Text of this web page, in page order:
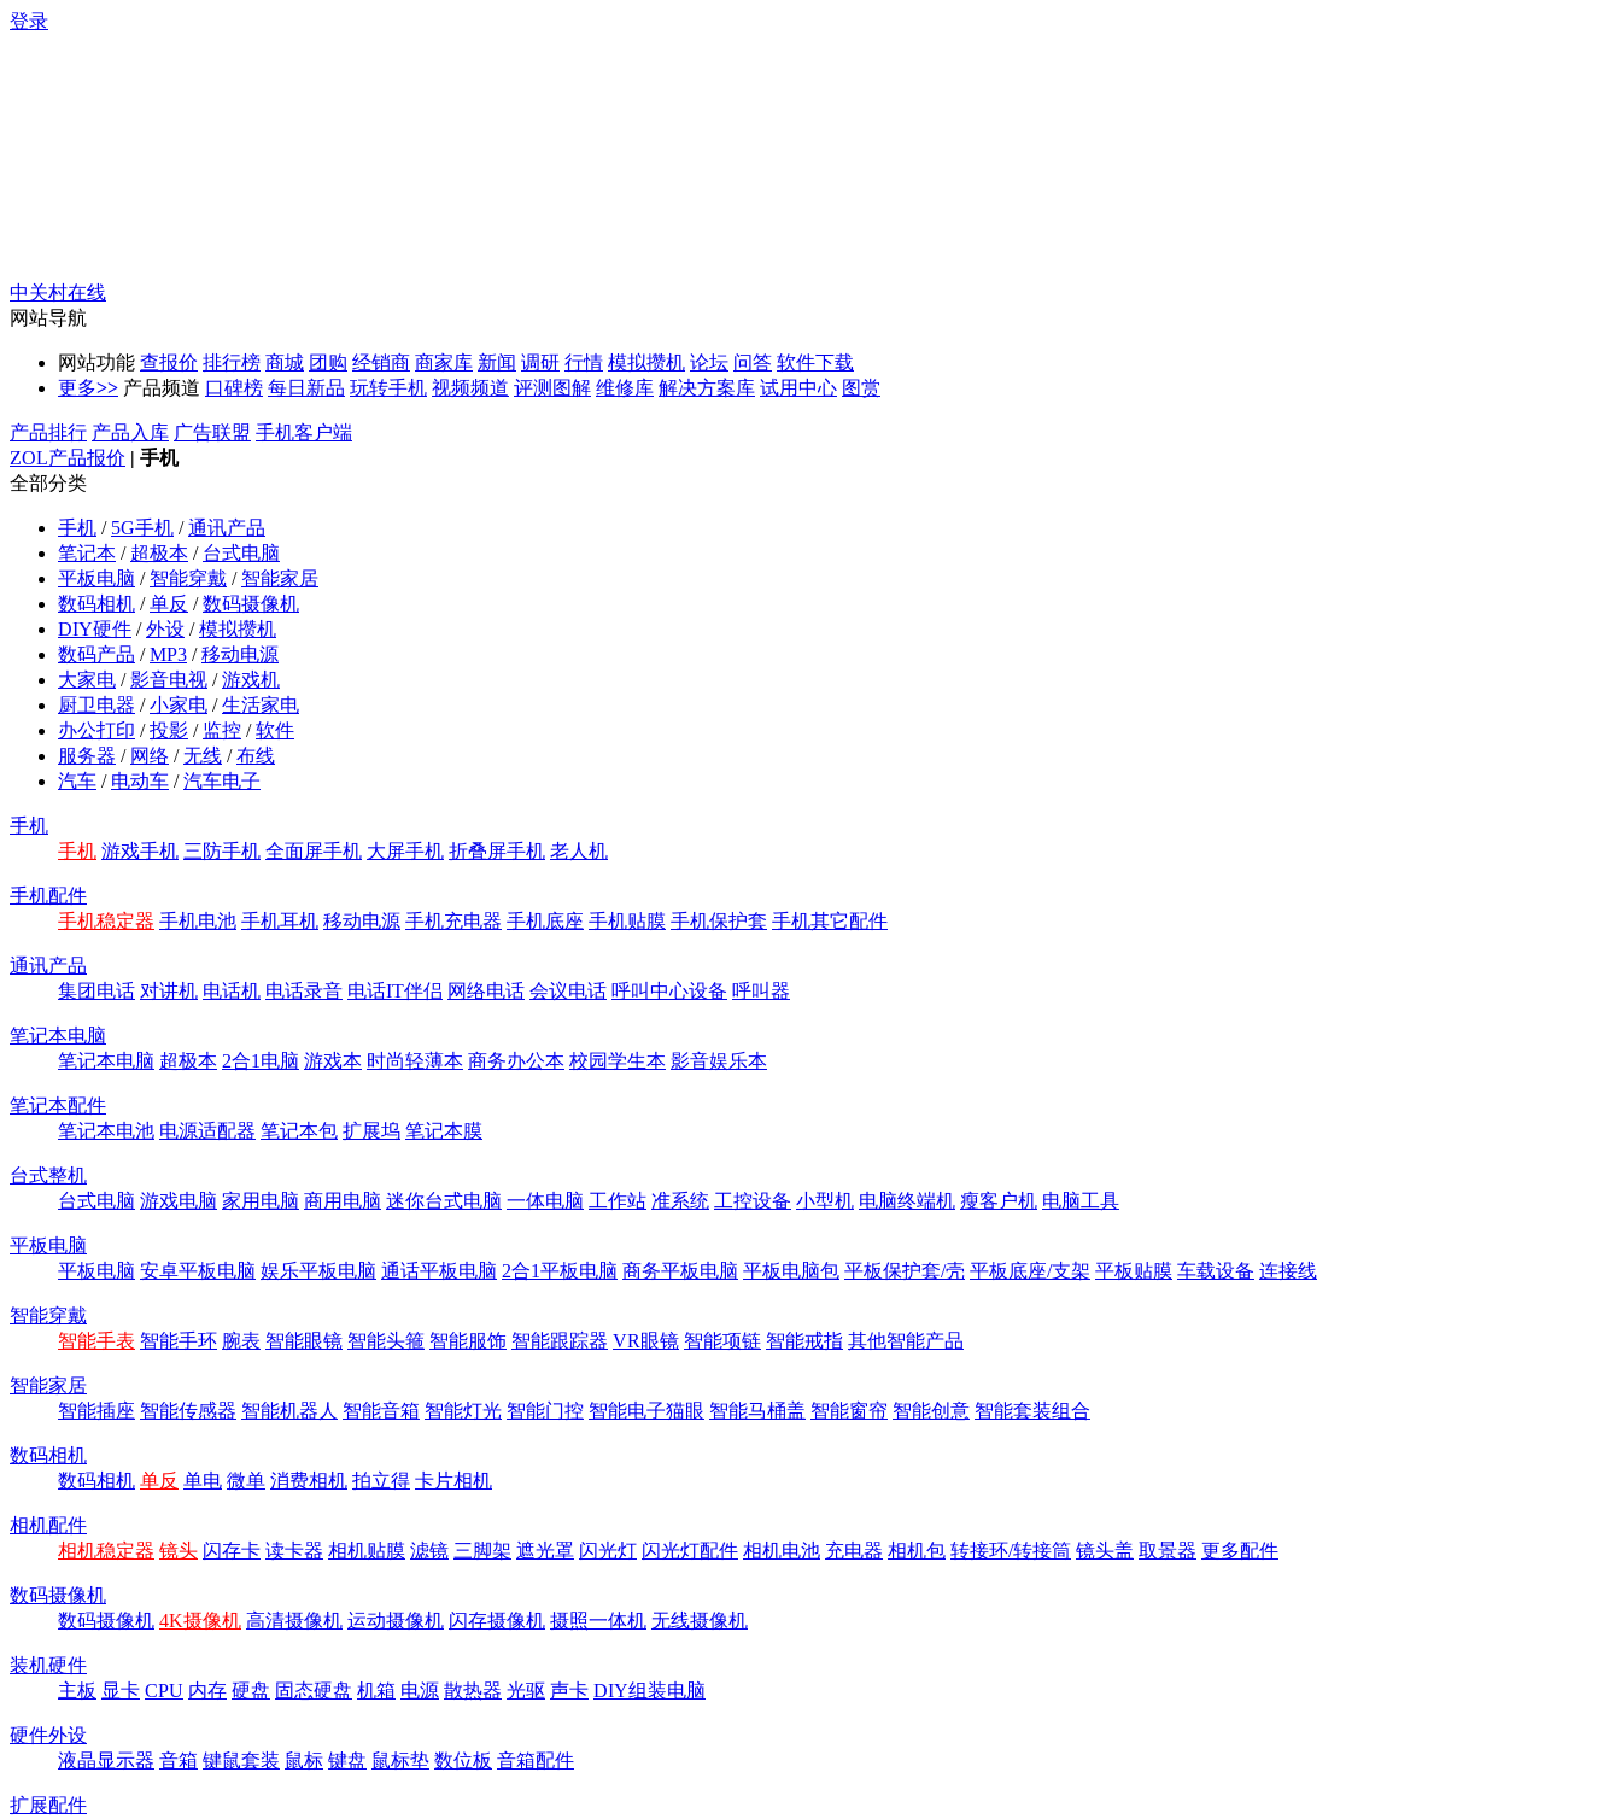
登录
中关村在线
网站导航
网站功能 查报价 排行榜 商城 团购 经销商 商家库 新闻 调研 行情 模拟攒机 论坛 问答 软件下载
更多>> 产品频道 口碑榜 每日新品 玩转手机 视频频道 评测图解 维修库 解决方案库 试用中心 图赏
产品排行 产品入库 广告联盟 手机客户端
ZOL产品报价 | 手机
全部分类
手机 / 5G手机 /通讯产品
笔记本 / 超极本 / 台式电脑
平板电脑 / 智能穿戴 / 智能家居
数码相机 /单反 /数码摄像机
DIY硬件 /外设 /模拟攒机
数码产品 /MP3 /移动电源
大家电 /影音电视 /游戏机
厨卫电器 /小家电 /生活家电
办公打印 /投影 / 监控 /软件
服务器 / 网络 /无线 /布线
汽车 / 电动车 /汽车电子
手机
手机 游戏手机 三防手机 全面屏手机 大屏手机 折叠屏手机 老人机
手机配件
手机稳定器 手机电池 手机耳机 移动电源 手机充电器 手机底座 手机贴膜 手机保护套 手机其它配件
通讯产品
集团电话 对讲机 电话机 电话录音 电话IT伴侣 网络电话 会议电话 呼叫中心设备 呼叫器
笔记本电脑
笔记本电脑 超极本 2合1电脑 游戏本 时尚轻薄本 商务办公本 校园学生本 影音娱乐本
笔记本配件
笔记本电池 电源适配器 笔记本包 扩展坞 笔记本膜
台式整机
台式电脑 游戏电脑 家用电脑 商用电脑 迷你台式电脑 一体电脑 工作站 准系统 工控设备 小型机 电脑终端机 瘦客户机 电脑工具
平板电脑
平板电脑 安卓平板电脑 娱乐平板电脑 通话平板电脑 2合1平板电脑 商务平板电脑 平板电脑包 平板保护套/壳 平板底座/支架 平板贴膜 车载设备 连接线
智能穿戴
智能手表 智能手环 腕表 智能眼镜 智能头箍 智能服饰 智能跟踪器 VR眼镜 智能项链 智能戒指 其他智能产品
智能家居
智能插座 智能传感器 智能机器人 智能音箱 智能灯光 智能门控 智能电子猫眼 智能马桶盖 智能窗帘 智能创意 智能套装组合
数码相机
数码相机 单反 单电 微单 消费相机 拍立得 卡片相机
相机配件
相机稳定器 镜头 闪存卡 读卡器 相机贴膜 滤镜 三脚架 遮光罩 闪光灯 闪光灯配件 相机电池 充电器 相机包 转接环/转接筒 镜头盖 取景器 更多配件
数码摄像机
数码摄像机 4K摄像机 高清摄像机 运动摄像机 闪存摄像机 摄照一体机 无线摄像机
装机硬件
主板 显卡 CPU 内存 硬盘 固态硬盘 机箱 电源 散热器 光驱 声卡 DIY组装电脑
硬件外设
液晶显示器 音箱 键鼠套装 鼠标 键盘 鼠标垫 数位板 音箱配件
扩展配件